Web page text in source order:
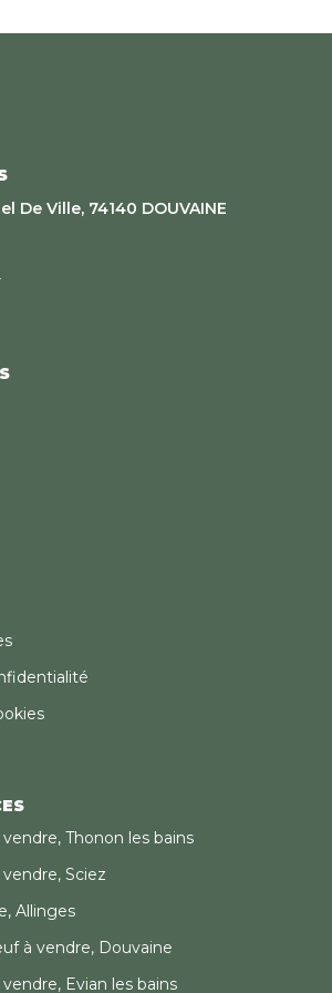
sur notre site
De Ville, 74140 DOUVAINE
Thonon les bains
Sciez
Allinges
à vendre, Douvaine
Evian les bains